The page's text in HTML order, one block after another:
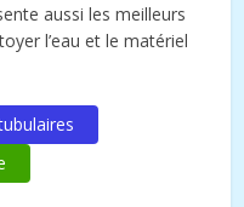
aussi les meilleurs
l’eau et le matériel